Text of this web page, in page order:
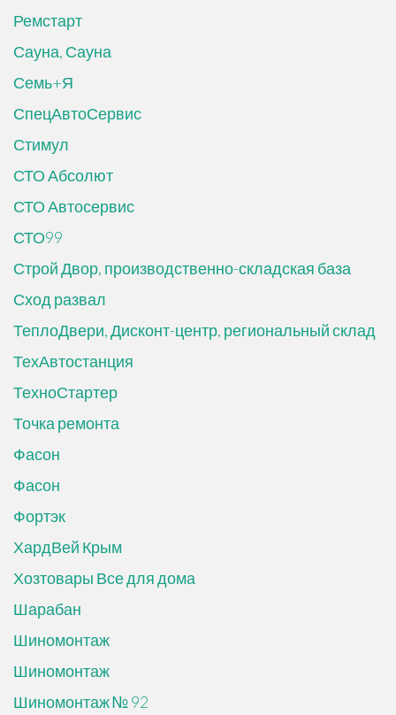
Ремстарт
Сауна, Сауна
Семь+Я
СпецАвтоСервис
Стимул
СТО Абсолют
СТО Автосервис
СТО99
Строй Двор, производственно-складская база
Сход развал
ТеплоДвери, Дисконт-центр, региональный склад
ТехАвтостанция
ТехноСтартер
Точка ремонта
Фасон
Фасон
Фортэк
ХардВей Крым
Хозтовары Все для дома
Шарабан
Шиномонтаж
Шиномонтаж
Шиномонтаж № 92